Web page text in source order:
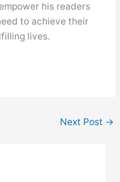
his readers
to achieve their
lives.
Next Post →